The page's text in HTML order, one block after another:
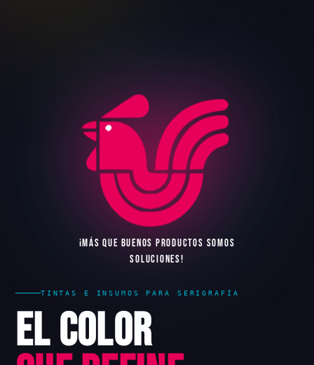
TINTAS E INSUMOS PARA SERIGRAFÍA
El Color
¡MÁS QU E BU ENOS P RO DUCTOS SO M OS
SO LUC O N ES!